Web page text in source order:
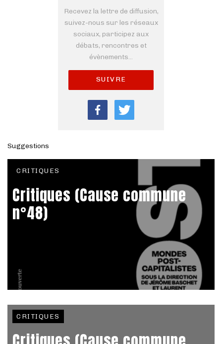
Recevez la lettre de diffusion,
suivez-nous sur les réseaux
sociaux, participez aux
débats, rencontres et
évènements...
SUIVRE
Suggestions
CRITIQUES
Critiques (Cause commune
n°48)
CRITIQUES